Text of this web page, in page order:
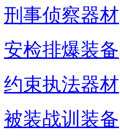
刑事侦察器材
安检排爆装备
约束执法器材
被装战训装备